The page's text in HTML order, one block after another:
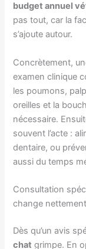
budget annuel
pas tout, car la
s’ajoute autour.
Concrètement,
examen clinique
les poumons,
oreilles et la
nécessaire.
souvent l’acte :
dentaire, ou
aussi du temps
Consultation
change nettement
Dès qu’un avis
chat grimpe. En